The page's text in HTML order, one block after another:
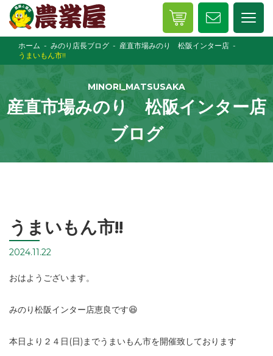
ホーム みのり店長ブログ
産直市場みのり 松阪インター店
うまいもん市!!
MINORI_MATSUSAKA
産直市場みのり 松阪インター店
ブログ
うまいもん市!!
2024.11.22
おはようございます。
みのり松阪インター店恵良です😆
本日より２４日(日)までうまいもん市を開催致しております